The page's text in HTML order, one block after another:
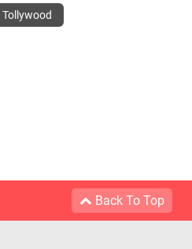
Tollywood
Back To Top